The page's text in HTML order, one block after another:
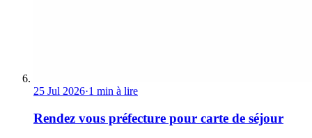
25 Jul 2026·1 min à lire
Rendez vous préfecture pour carte de séjour